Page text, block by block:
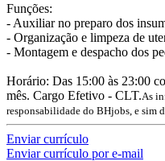
Funções:
- Auxiliar no preparo dos
- Organização e limpeza de
- Montagem e despacho dos
Horário: Das 15:00 às 23:00
mês. Cargo Efetivo - CLT.As
responsabilidade do BHjobs, e sim
Enviar currículo
Enviar currículo por e-mail